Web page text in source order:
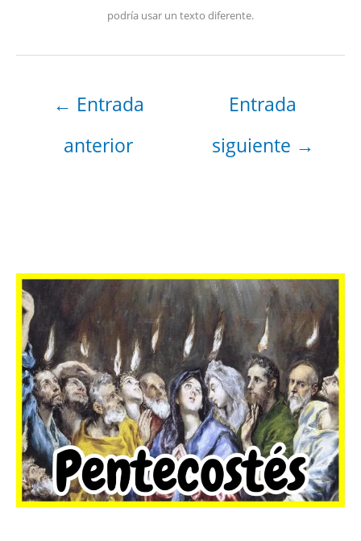
podría usar un texto diferente.
← Entrada
anterior
Entrada
siguiente →